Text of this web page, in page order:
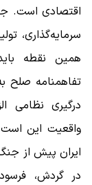
اقتصادی است.
سرمایه‌گذاری،
همین نقطه
تفاهمنامه صلح
درگیری نظامی
واقعیت این
ایران پیش از
در گردش،